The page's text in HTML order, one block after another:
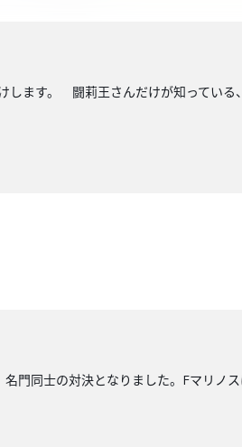
ます。 闘莉王さんだけが知っている
門同士の対決となりました。Fマリノ